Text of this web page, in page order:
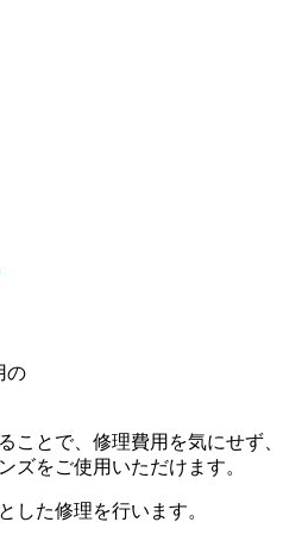
の
ことで、修理費用を気にせず、
ズをご使用いただけます。
した修理を行います。